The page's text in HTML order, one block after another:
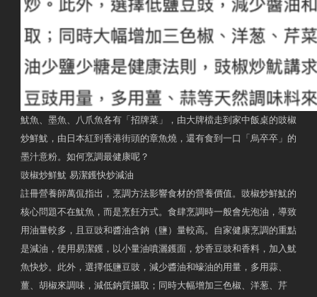
魷魚、墨魚、八爪魚各有「招牌菜」，由大牌檔走到家中飯桌的豉椒
炒鮮魷，由日本紅到香港街頭的章魚燒，還有食到一口「烏卒卒」的
墨汁意粉。如何烹調最健康呢？
豉椒炒鮮魷 易潔鑊快炒減油
註冊營養師萬侃指出，烹調方法影響食材的營養價值。豉椒炒鮮魷的
核心問題不在魷魚，而是烹飪方式。食肆烹調時一般會先泡油，導致
用油量較多，且豆豉和醬油含鈉（鹽）量較高。自家健康烹調的重點
是減油，使用易潔鑊，以小量油噴灑鑊面，炒香豆豉和香料，加入魷
魚快炒。此外，選擇低鹽豆豉，減少醬油和蠔油的用量，多用蒜、
薑、胡椒來調味，減低鈉質攝取；同時大幅增加三色椒、洋葱、芹